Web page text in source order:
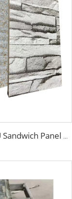
Niedrigkosten Dach/Wand PU Sandwich Panel Verbundwandpanel / Brett für Stahl-Vorfabrikationsbau/-Werkstatt/-Lagerhaus